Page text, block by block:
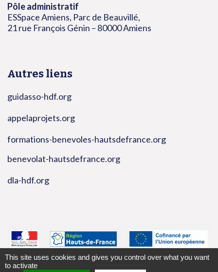
Pôle administratif
ESSpace Amiens, Parc de Beauvillé,
21 rue François Génin – 80000 Amiens
Autres liens
guidasso-hdf.org
appelaprojets.org
formations-benevoles-hautsdefrance.org
benevolat-hautsdefrance.org
dla-hdf.org
2026 - Tous droits réservés -Mentions légales-Gestion des cookies
This site uses cookies and gives you control over what you want
to activate